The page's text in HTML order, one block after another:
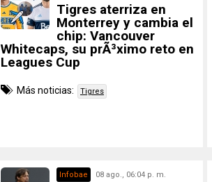
Tigres aterriza en
Monterrey y cambia el
chip: Vancouver
Whitecaps, su prÃ³ximo reto en
Leagues Cup
Más noticias: Tigres
Infobae 08 ago., 06:04 p. m.